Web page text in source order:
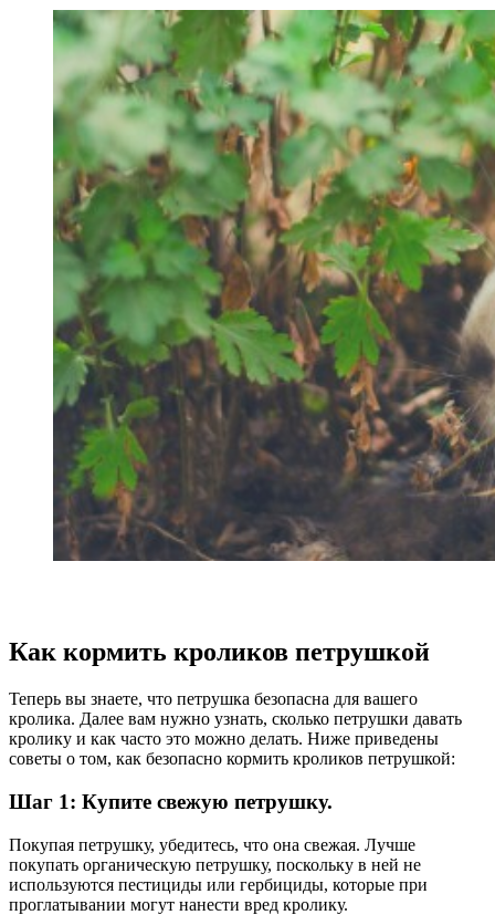
Как кормить кроликов петрушкой
Теперь вы знаете, что петрушка безопасна для вашего
кролика. Далее вам нужно узнать, сколько петрушки давать
кролику и как часто это можно делать. Ниже приведены
советы о том, как безопасно кормить кроликов петрушкой:
Шаг 1: Купите свежую петрушку.
Покупая петрушку, убедитесь, что она свежая. Лучше
покупать органическую петрушку, поскольку в ней не
используются пестициды или гербициды, которые при
проглатывании могут нанести вред кролику.